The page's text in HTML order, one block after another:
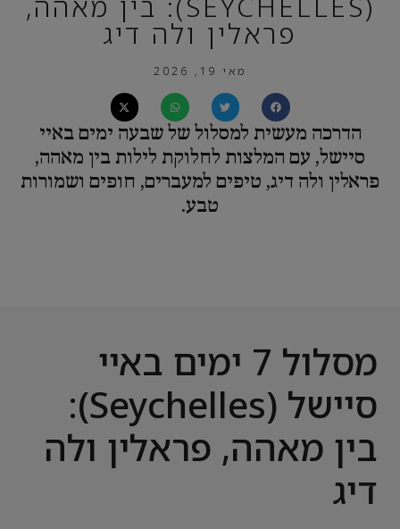
פראלין ולה דיג
מאי 19, 2026
הדרכה מעשית למסלול של שבעה ימים באיי
סיישל, עם המלצות לחלוקת לילות בין מאהה,
פראלין ולה דיג, טיפים למעברים, חופים ושמורות
טבע.
מסלול 7 ימים באיי
סיישל (Seychelles):
בין מאהה, פראלין ולה
דיג